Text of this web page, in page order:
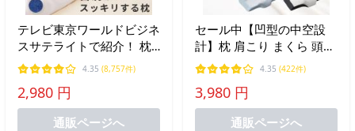
テレビ東京ワールドビジネ
スサテライトで紹介！ 枕
まくら 低反発枕 肩こり 首
こり ストレートネック 安
眠枕 快眠枕 低い 低め 横
向き対応 いびき防止 洗え
4.35 (8,757件)
2,980 円
通販ページへ
セール中【凹型の中空設
計】枕 肩こり まくら 頭痛
肩 首 痛み 解消 安眠 ピロ
ー 低反発枕 いびき防止 枕
快眠枕 低反発 ストレート
ネック 枕 プレゼント
4.35 (422件)
3,980 円
通販ページへ